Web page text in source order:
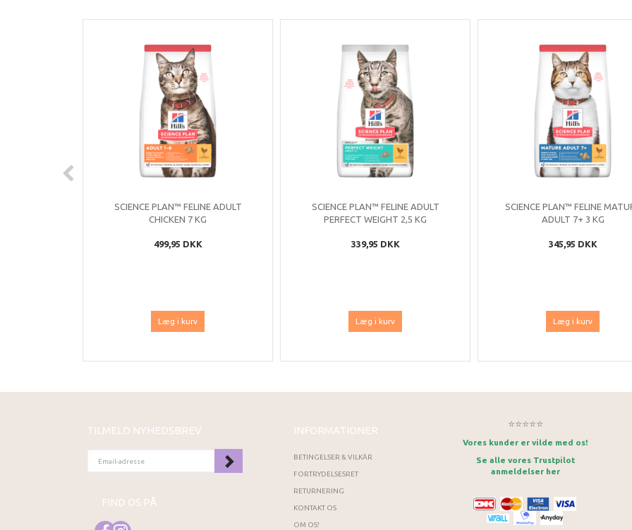
SCIENCE PLAN™ FELINE ADULT
CHICKEN 7 KG
499,95 DKK
Læg i kurv
SCIENCE PLAN™ FELINE ADULT
PERFECT WEIGHT 2,5 KG
339,95 DKK
Læg i kurv
SCIENCE PLAN™ FELINE
ADULT 7+ 3 KG
345,95 DKK
Læg i kurv
TILMELD NYHEDSBREV
ADRESSE
FIND OS PÅ
INFORMATIONER
BETINGELSER & VILKÅR
FORTRYDELSESRET
RETURNERING
KONTAKT OS
OM OS!
⭐⭐⭐⭐⭐
Vores kunder er vilde med os!
Se alle vores Trustpilot
anmeldelser her